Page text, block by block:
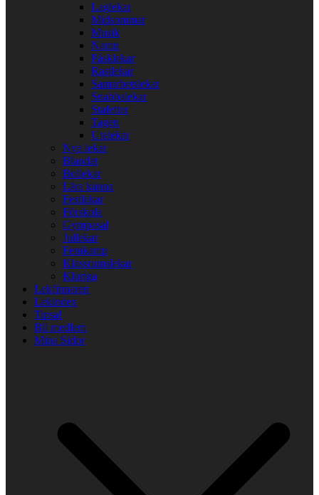
Laglekar
Midsommar
Musik
Namn
Påsklekar
Rastlekar
Samarbetslekar
Snabbalekar
Stafetter
Tagen
Utelekar
Nya lekar
Blandat
Bollekar
Lära känna
Festlekar
Förskola
Gympasal
Jullekar
Femkamp
Klassrumslekar
Kluriga
Lekfinnaren
Lekindex
Tipsa!
Bli medlem
Mina Sidor